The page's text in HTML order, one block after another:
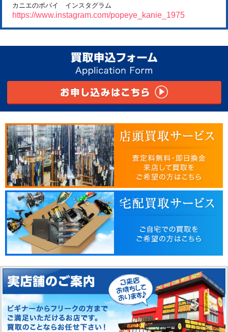
カニエのポパイ インスタグラム
https://www.instagram.com/popeye_kanie_1975